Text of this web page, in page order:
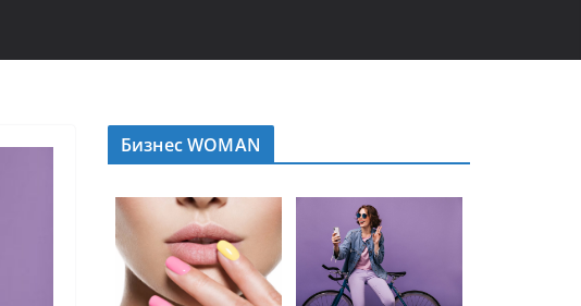
Бизнес WOMAN